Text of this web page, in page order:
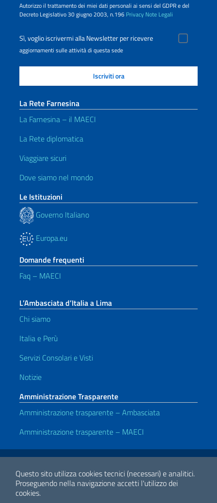
Questo sito utilizza cookies tecnici (necessari) e analitici.
Proseguendo nella navigazione accetti l'utilizzo dei
cookies.
Autorizzo il trattamento dei miei dati personali ai sensi del GDPR e del
Decreto Legislativo 30 giugno 2003, n.196 Privacy Note Legali
Sì, voglio iscrivermi alla Newsletter per ricevere
aggiornamenti sulle attività di questa sede
La Rete Farnesina
La Farnesina – il MAECI
La Rete diplomatica
Viaggiare sicuri
Dove siamo nel mondo
Le Istituzioni
Governo Italiano
Europa.eu
Domande frequenti
Faq – MAECI
L’Ambasciata d’Italia a Lima
Chi siamo
Italia e Perù
Servizi Consolari e Visti
Notizie
Amministrazione Trasparente
Amministrazione trasparente – Ambasciata
Amministrazione trasparente – MAECI
Link Utili